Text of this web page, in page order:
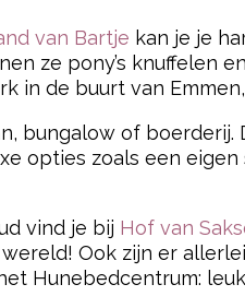
van Bartje kan je je
ze pony’s knuffelen
in de buurt van
bungalow of
opties zoals een eigen
vind je bij Hof van
Ook zijn er
Hunebedcentrum: